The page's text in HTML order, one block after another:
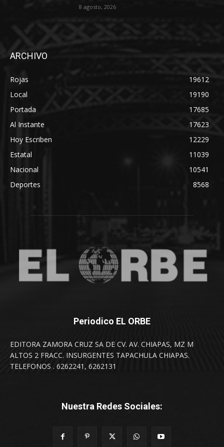
8 agosto, 2026
ARCHIVO
Rojas
19612
Local
19190
Portada
17685
Al Instante
17623
Hoy Escriben
12229
Estatal
11039
Nacional
10541
Deportes
8568
Periodico EL ORBE
EDITORA ZAMORA CRUZ SA DE CV. AV. CHIAPAS, MZ M
ALTOS 2 FRACC. INSURGENTES TAPACHULA CHIAPAS.
TELEFONOS . 6262241, 6262131
Nuestra Redes Sociales: